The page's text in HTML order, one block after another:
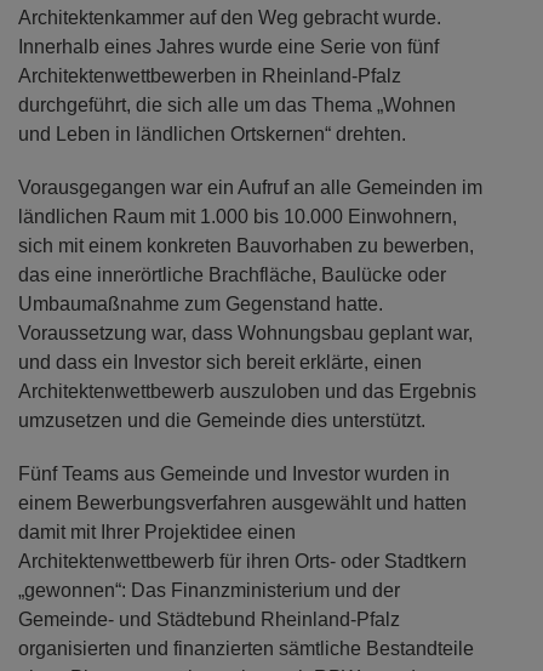
Architektenkammer auf den Weg gebracht wurde.
Innerhalb eines Jahres wurde eine Serie von fünf
Architektenwettbewerben in Rheinland-Pfalz
durchgeführt, die sich alle um das Thema „Wohnen
und Leben in ländlichen Ortskernen“ drehten.
Vorausgegangen war ein Aufruf an alle Gemeinden im
ländlichen Raum mit 1.000 bis 10.000 Einwohnern,
sich mit einem konkreten Bauvorhaben zu bewerben,
das eine innerörtliche Brachfläche, Baulücke oder
Umbaumaßnahme zum Gegenstand hatte.
Voraussetzung war, dass Wohnungsbau geplant war,
und dass ein Investor sich bereit erklärte, einen
Architektenwettbewerb auszuloben und das Ergebnis
umzusetzen und die Gemeinde dies unterstützt.
Fünf Teams aus Gemeinde und Investor wurden in
einem Bewerbungsverfahren ausgewählt und hatten
damit mit Ihrer Projektidee einen
Architektenwettbewerb für ihren Orts- oder Stadtkern
„gewonnen“: Das Finanzministerium und der
Gemeinde- und Städtebund Rheinland-Pfalz
organisierten und finanzierten sämtliche Bestandteile